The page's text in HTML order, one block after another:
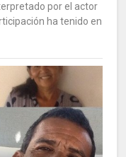
por el actor
ha tenido en